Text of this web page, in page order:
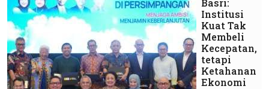
Basri:
Institusi
Kuat Tak
Membeli
Kecepatan,
tetapi
Ketahanan
Ekonomi